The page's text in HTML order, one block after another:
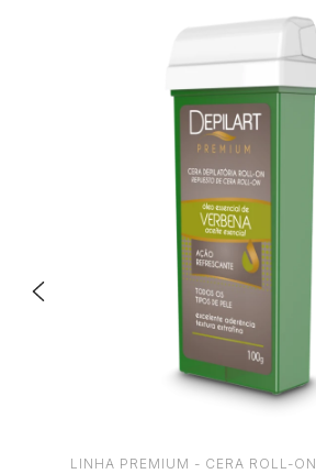
LINHA PREMIUM - CERA ROLL-ON